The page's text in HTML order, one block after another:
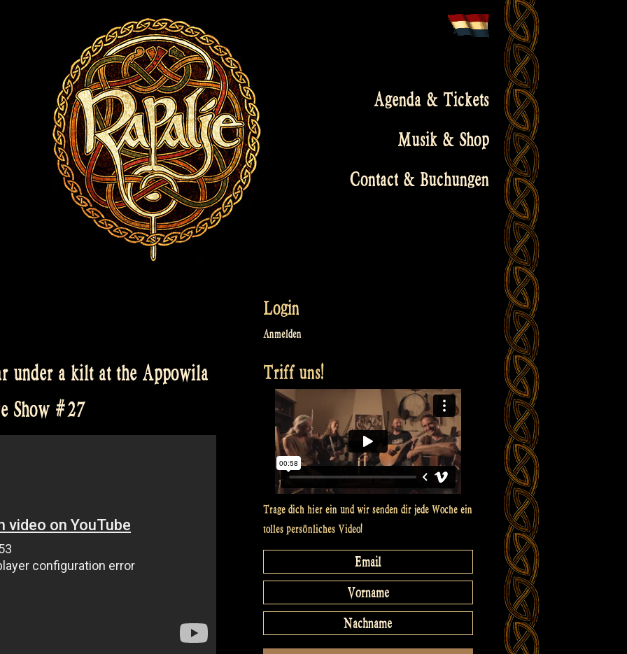
Agenda & Tickets
Musik & Shop
Contact & Buchungen
under a kilt at the Appowila
Show #27
Login
Anmelden
Triff uns!
Trage dich hier ein und wir senden dir jede Woche ein
tolles persönliches Video!